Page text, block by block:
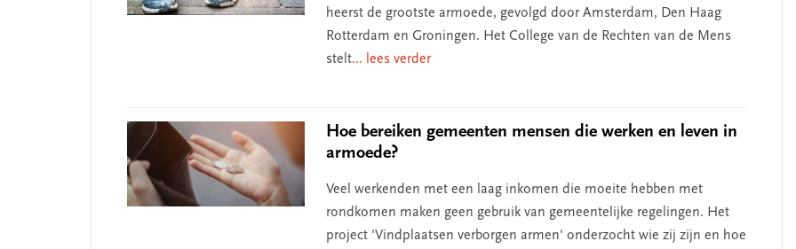
heerst de grootste armoede, gevolgd door Amsterdam, Den Haag
Rotterdam en Groningen. Het College van de Rechten van de Mens
stelt... lees verder
Hoe bereiken gemeenten mensen die werken en leven in
armoede?
Veel werkenden met een laag inkomen die moeite hebben met
rondkomen maken geen gebruik van gemeentelijke regelingen. Het
project 'Vindplaatsen verborgen armen' onderzocht wie zij zijn en hoe